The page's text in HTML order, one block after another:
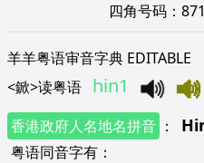
四角号码：
羊羊粤语审音字典 EDITABLE
<鍁>读粤语 hin1
香港政府人名地名拼音 ：
粤语同音字有 ：